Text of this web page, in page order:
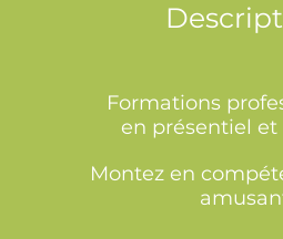
Formations
en présentiel
Montez en